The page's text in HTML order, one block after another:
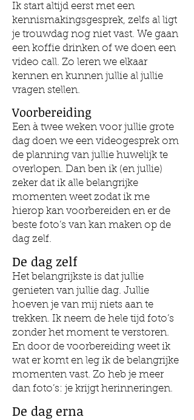
Ik start altijd eerst met een
kennismakingsgesprek, zelfs al ligt
je trouwdag nog niet vast. We gaan
een koffie drinken of we doen een
video call. Zo leren we elkaar
kennen en kunnen jullie al jullie
vragen stellen.
Voorbereiding
Een à twee weken voor jullie grote
dag doen we een videogesprek om
de planning van jullie huwelijk te
overlopen. Dan ben ik (en jullie)
zeker dat ik alle belangrijke
momenten weet zodat ik me
hierop kan voorbereiden en er de
beste foto’s van kan maken op de
dag zelf.
De dag zelf
Het belangrijkste is dat jullie
genieten van jullie dag. Jullie
hoeven je van mij niets aan te
trekken. Ik neem de hele tijd foto’s
zonder het moment te verstoren.
En door de voorbereiding weet ik
wat er komt en leg ik de belangrijke
momenten vast. Zo heb je meer
dan foto’s: je krijgt herinneringen.
De dag erna